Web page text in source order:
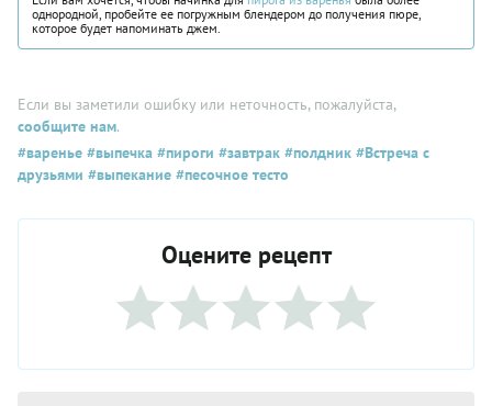
однородной, пробейте ее погружным блендером до получения пюре,
которое будет напоминать джем.
Если вы заметили ошибку или неточность, пожалуйста,
сообщите нам.
#варенье #выпечка #пироги #завтрак #полдник #Встреча с
друзьями #выпекание #песочное тесто
Оцените рецепт